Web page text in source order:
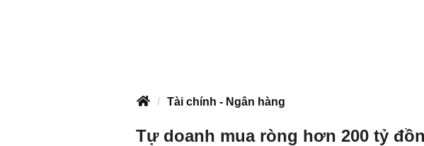
Tài chính - Ngân hàng
Tự doanh mua ròng hơn 200 tỷ